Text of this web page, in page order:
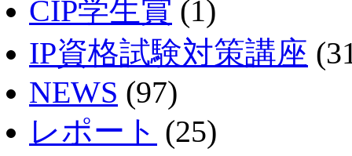
CIP学生賞 (1)
IP資格試験対策講座
NEWS (97)
レポート (25)